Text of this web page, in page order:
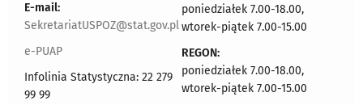
E-mail:
SekretariatUSPOZ@stat.gov.pl
e-PUAP
Infolinia Statystyczna: 22 279
99 99
poniedziałek 7.00-18.00,
wtorek-piątek 7.00-15.00
REGON:
poniedziałek 7.00-18.00,
wtorek-piątek 7.00-15.00